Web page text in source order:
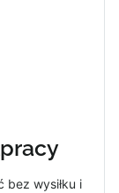
bez wysiłku i